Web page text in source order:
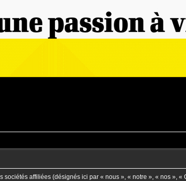
affiliées (désignés ici par « nous », « notre », « nos », «